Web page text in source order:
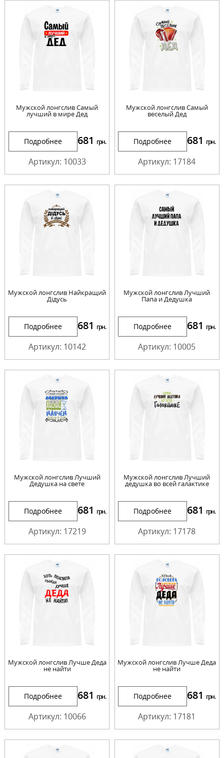
Мужской лонгслив Самый
лучший в мире Дед
Подробнее 681 грн.
Артикул: 10033
Мужской лонгслив Самый
веселый Дед
Подробнее 681 грн.
Артикул: 17184
Мужской лонгслив Найкращий
Дідусь
Подробнее 681 грн.
Артикул: 10142
Мужской лонгслив Лучший
Папа и Дедушка
Подробнее 681 грн.
Артикул: 10005
Мужской лонгслив Лучший
Дедушка на свете
Подробнее 681 грн.
Артикул: 17219
Мужской лонгслив Лучший
дедушка во всей галактике
Подробнее 681 грн.
Артикул: 17178
Мужской лонгслив Лучше Деда
не найти
Подробнее 681 грн.
Артикул: 10066
Мужской лонгслив Лучше Деда
не найти
Подробнее 681 грн.
Артикул: 17181